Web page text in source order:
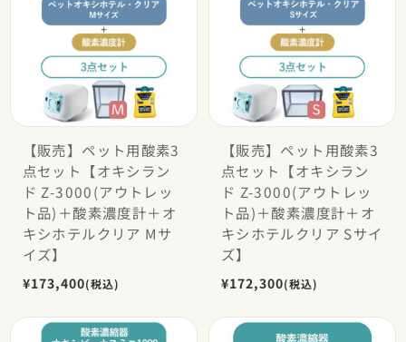
【販売】ペット用酸素3
点セット【オキシラン
ド Z-3000(アウトレッ
ト品)＋酸素濃度計＋オ
キシホテルクリア Mサ
イズ】
¥173,400(税込)
【販売】ペット用酸素3
点セット【オキシラン
ド Z-3000(アウトレッ
ト品)＋酸素濃度計＋オ
キシホテルクリア Sサイ
ズ】
¥172,300(税込)